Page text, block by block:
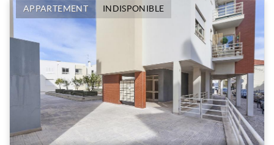
APPARTEMENT INDISPONIBLE